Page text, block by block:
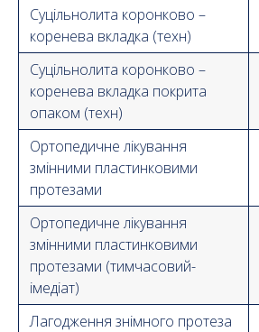
Суцільнолита коронково –
коренева вкладка (техн)
Суцільнолита коронково –
коренева вкладка покрита
опаком (техн)
Ортопедичне лікування
змінними пластинковими
протезами
Ортопедичне лікування
змінними пластинковими
протезами (тимчасовий-
імедіат)
Лагодження знімного протеза